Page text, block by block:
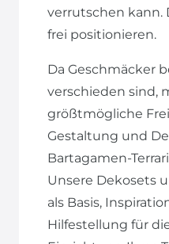
verrutschen kann.
frei positionieren.
Da Geschmäcker
verschieden sind,
größtmögliche
Gestaltung und
Bartagamen-
Unsere Dekosets
als Basis,
Hilfestellung für